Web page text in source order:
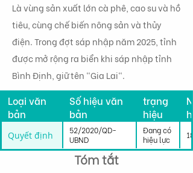
Là vùng sản xuất lớn cà phê, cao su và hồ
tiêu, cùng chế biến nông sản và thủy
điện. Trong đợt sáp nhập năm 2025, tỉnh
được mở rộng ra biển khi sáp nhập tỉnh
Bình Định, giữ tên "Gia Lai".
Loại văn
bản
Số hiệu văn
bản
trạng
hiệu
lực
Quyết định
52/2020/QD-
UBND
Đang có
hiệu lực
Tóm tắt